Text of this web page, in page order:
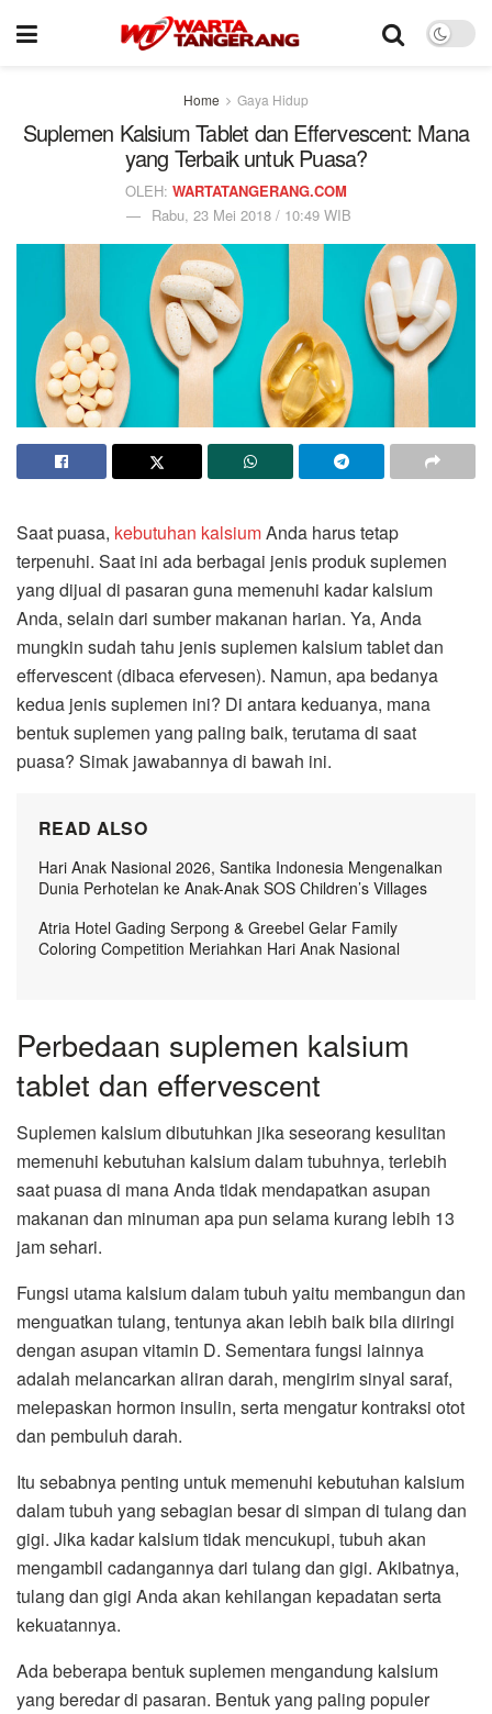
Home Gaya Hidup
Suplemen Kalsium Tablet dan Effervescent: Mana
yang Terbaik untuk Puasa?
OLEH: WARTATANGERANG.COM
Rabu, 23 Mei 2018 / 10:49 WIB
Saat puasa, kebutuhan kalsiumAnda harus tetap
terpenuhi. Saat ini ada berbagai jenis produk suplemen
yang dijual di pasaran guna memenuhi kadar kalsium
Anda, selain dari sumber makanan harian. Ya, Anda
mungkin sudah tahu jenis suplemen kalsium tablet dan
effervescent (dibaca efervesen). Namun, apa bedanya
kedua jenis suplemen ini? Di antara keduanya, mana
bentuk suplemen yang paling baik, terutama di saat
puasa? Simak jawabannya di bawah ini.
READ ALSO
Hari Anak Nasional 2026, Santika Indonesia Mengenalkan
Dunia Perhotelan ke Anak-Anak SOS Children’s Villages
Atria Hotel Gading Serpong & Greebel Gelar Family
Coloring Competition Meriahkan Hari Anak Nasional
Perbedaan suplemen kalsium
tablet dan effervescent
Suplemen kalsium dibutuhkan jika seseorang kesulitan
memenuhi kebutuhan kalsium dalam tubuhnya, terlebih
saat puasa di mana Anda tidak mendapatkan asupan
makanan dan minuman apa pun selama kurang lebih 13
jam sehari.
Fungsi utama kalsium dalam tubuh yaitu membangun dan
menguatkan tulang, tentunya akan lebih baik bila diiringi
dengan asupan vitamin D. Sementara fungsi lainnya
adalah melancarkan aliran darah, mengirim sinyal saraf,
melepaskan hormon insulin, serta mengatur kontraksi otot
dan pembuluh darah.
Itu sebabnya penting untuk memenuhi kebutuhan kalsium
dalam tubuh yang sebagian besar di simpan di tulang dan
gigi. Jika kadar kalsium tidak mencukupi, tubuh akan
mengambil cadangannya dari tulang dan gigi. Akibatnya,
tulang dan gigi Anda akan kehilangan kepadatan serta
kekuatannya.
Ada beberapa bentuk suplemen mengandung kalsium
yang beredar di pasaran. Bentuk yang paling populer